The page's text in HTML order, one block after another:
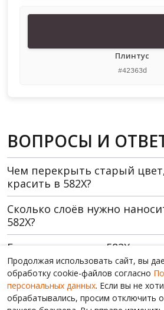
Плинтус
#42363d
ВОПРОСЫ И
Чем перекрыть старый
красить в 582X?
Сколько слоёв нужно
582X?
Где использовать 582X, какие
помещения?
Какой грунт использовать
окраской в 582X?
Продолжая использовать сайт, вы
обработку cookie-файлов согласно
персональных данных. Если вы не
обрабатывались, просим отключить